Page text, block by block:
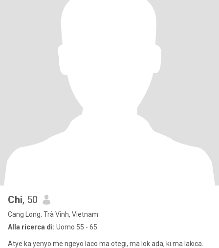
Chi, 50
Cang Long, Trà Vinh, Vietnam
Alla ricerca di: Uomo 55 - 65
Atye ka yenyo me ngeyo laco ma otegi, ma lok ada, ki ma lakica.